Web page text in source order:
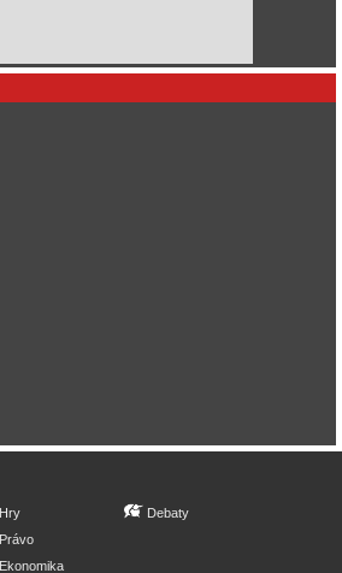
Hry
Právo
Ekonomika
Debaty